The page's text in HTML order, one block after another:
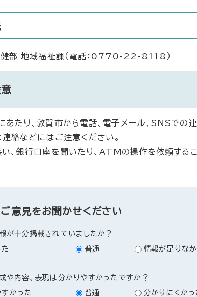
部 地域福祉課（電話：0770-22-8118）
あたり、敦賀市から電話、電子メール、SNSでの
連絡などにはご注意ください。
い、銀行口座を聞いたり、ATMの操作を依頼するこ
意見をお聞かせください
が十分掲載されていましたか？
普通 情報が足りな
や内容、表現は分かりやすかったですか？
かった
普通 分かりにくかっ